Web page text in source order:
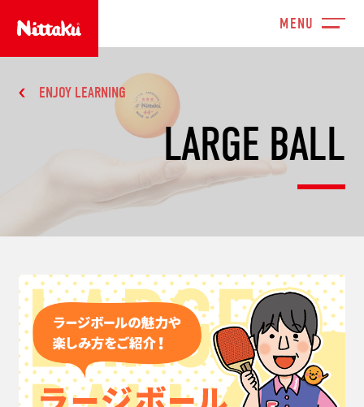
LARGE BALL
ENJOY LEARNING